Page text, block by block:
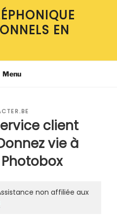
EN
Menu
client
vie à
non affiliée aux